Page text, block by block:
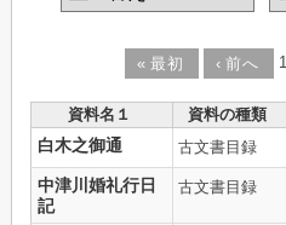
« 最初 ‹ 前へ 1
資料名１ 資料の種類
白木之御通 古文書目録
中津川婚礼行日
記
古文書目録